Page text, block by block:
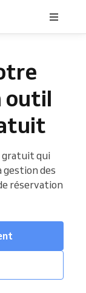
outil
gratuit qui
gestion des
réservation